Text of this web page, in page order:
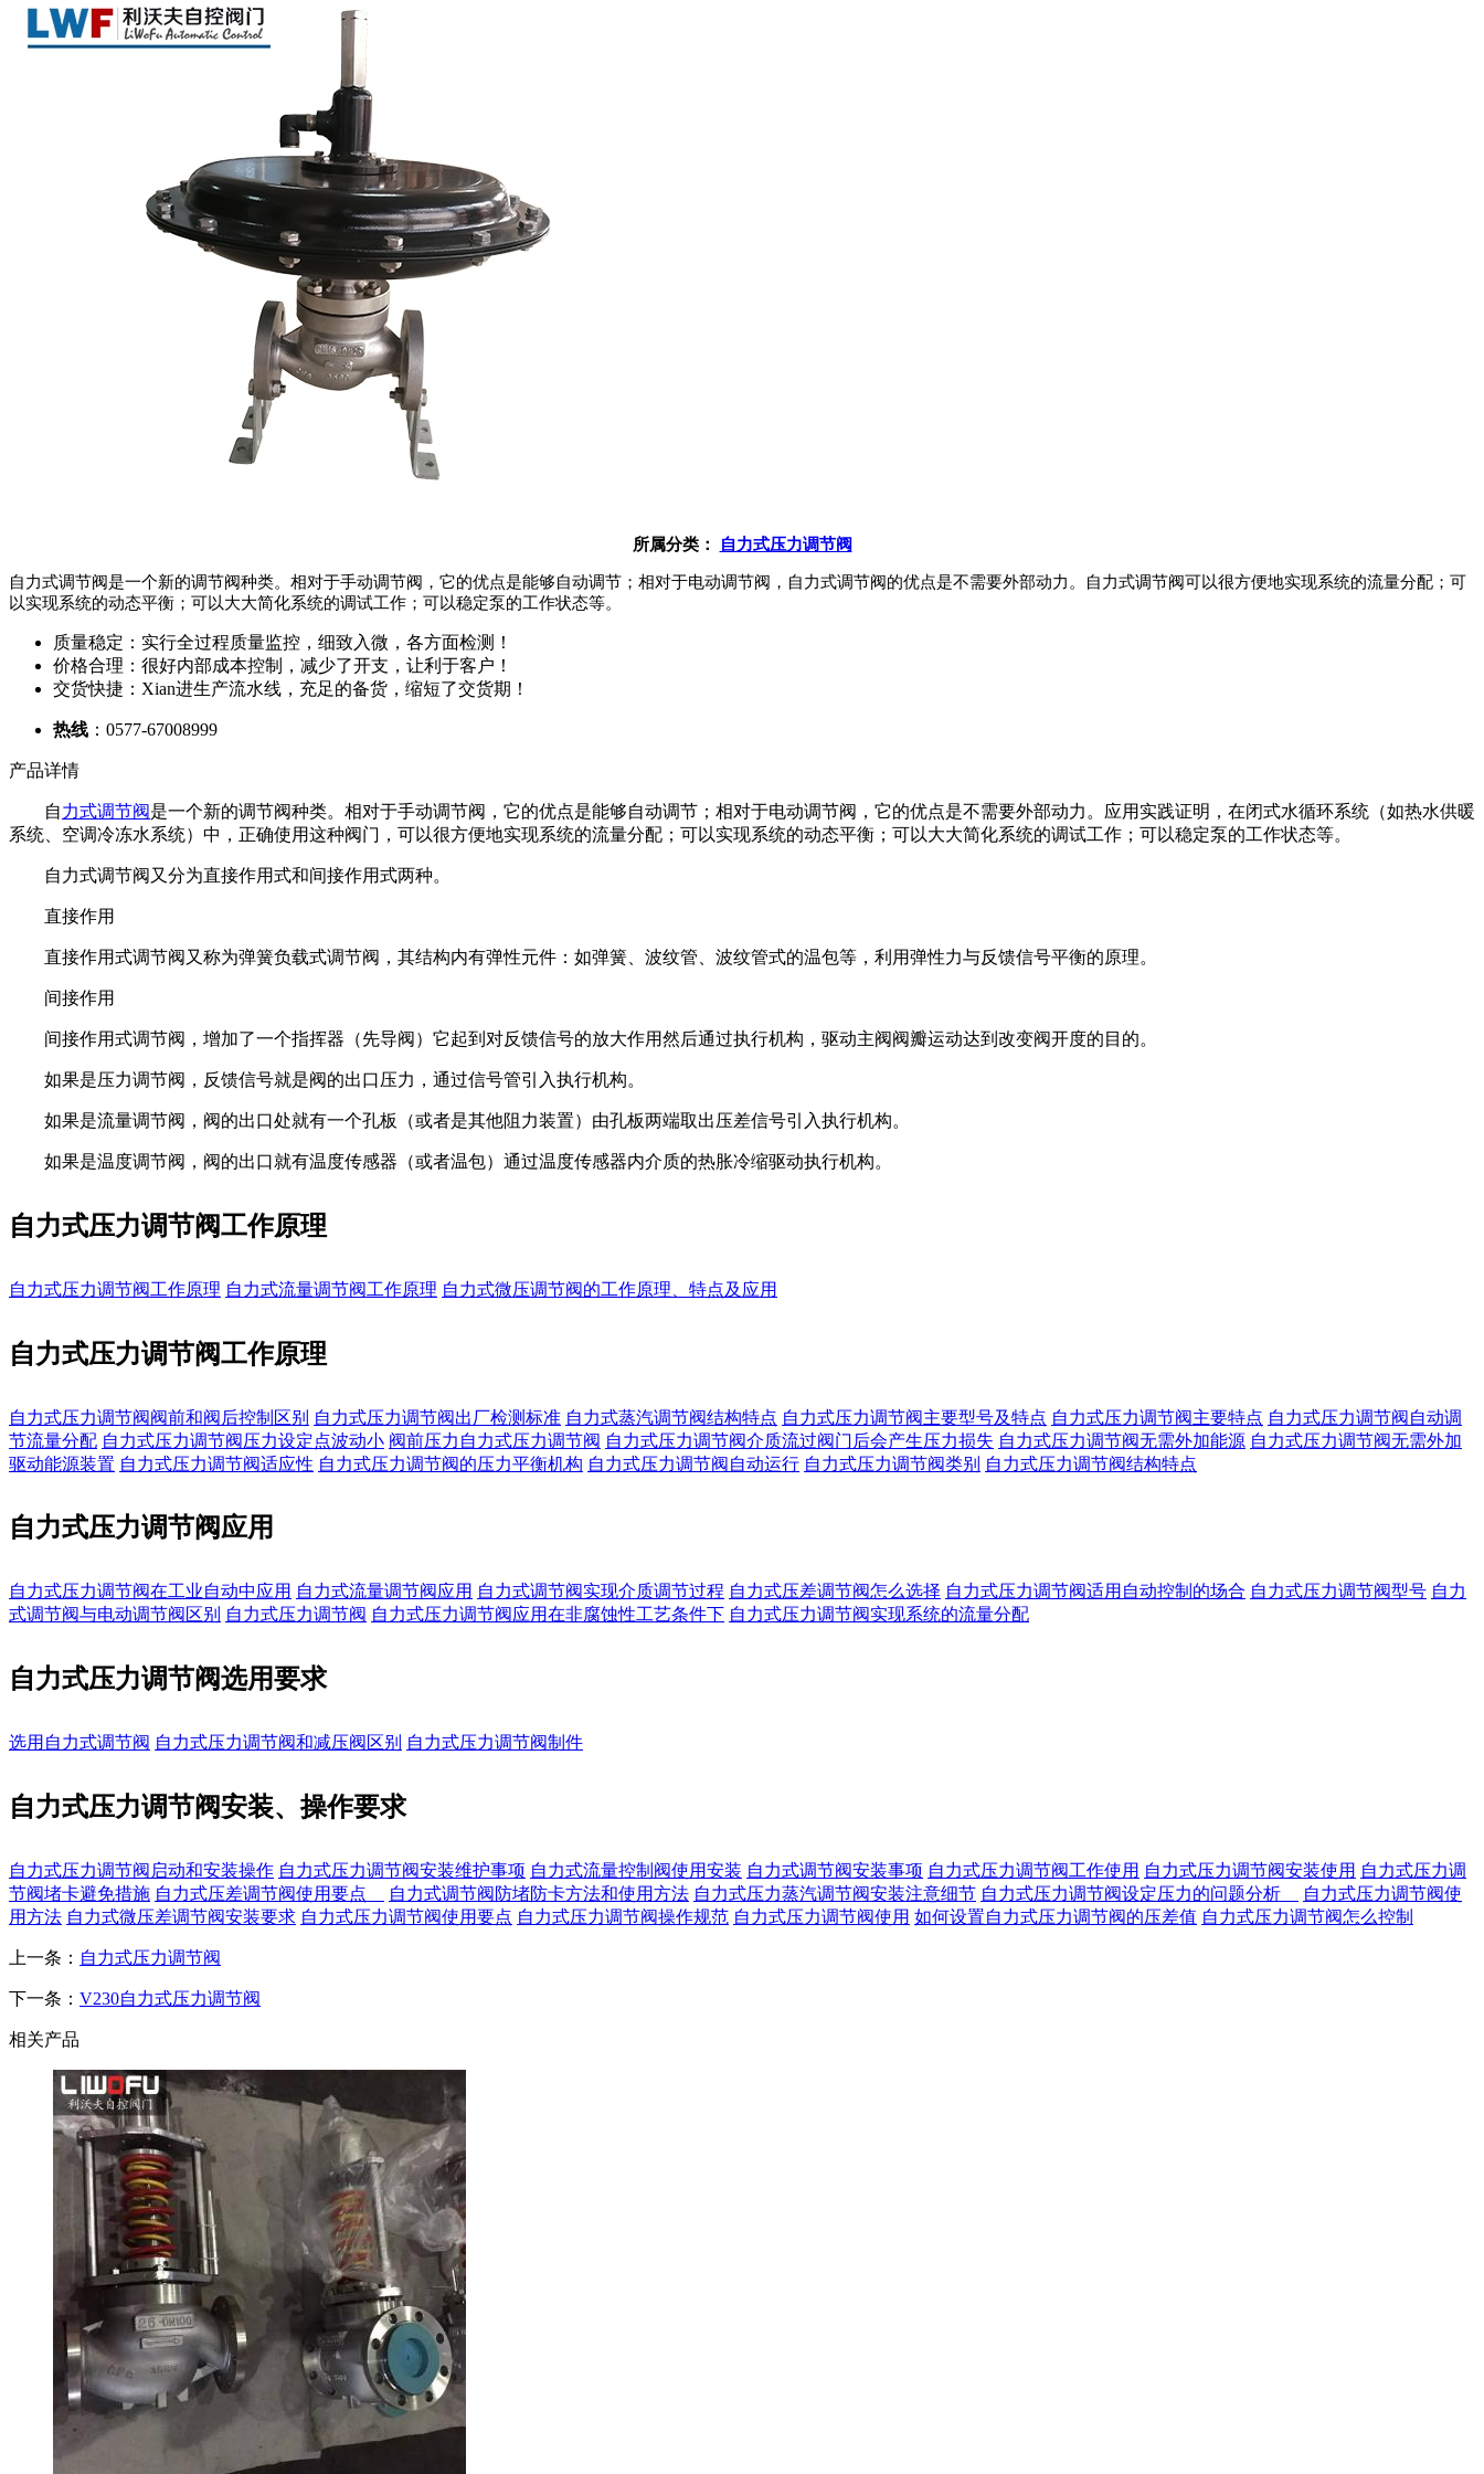
所属分类： 自力式压力调节阀
自力式调节阀是一个新的调节阀种类。相对于手动调节阀，它的优点是能够自动调节；相对于电动调节阀，自力式调节阀的优点是不需要外部动力。自力式调节阀可以很方便地实现系统的流量分配；可
以实现系统的动态平衡；可以大大简化系统的调试工作；可以稳定泵的工作状态等。
质量稳定：实行全过程质量监控，细致入微，各方面检测！
价格合理：很好内部成本控制，减少了开支，让利于客户！
交货快捷：Xian进生产流水线，充足的备货，缩短了交货期！
热线 ：0577-67008999
产品详情
自力式调节阀是一个新的调节阀种类。相对于手动调节阀，它的优点是能够自动调节；相对于电动调节阀，它的优点是不需要外部动力。应用实践证明，在闭式水循环系统（如热水供暖
系统、空调冷冻水系统）中，正确使用这种阀门，可以很方便地实现系统的流量分配；可以实现系统的动态平衡；可以大大简化系统的调试工作；可以稳定泵的工作状态等。
自力式调节阀又分为直接作用式和间接作用式两种。
直接作用
直接作用式调节阀又称为弹簧负载式调节阀，其结构内有弹性元件：如弹簧、波纹管、波纹管式的温包等，利用弹性力与反馈信号平衡的原理。
间接作用
间接作用式调节阀，增加了一个指挥器（先导阀）它起到对反馈信号的放大作用然后通过执行机构，驱动主阀阀瓣运动达到改变阀开度的目的。
如果是压力调节阀，反馈信号就是阀的出口压力，通过信号管引入执行机构。
如果是流量调节阀，阀的出口处就有一个孔板（或者是其他阻力装置）由孔板两端取出压差信号引入执行机构。
如果是温度调节阀，阀的出口就有温度传感器（或者温包）通过温度传感器内介质的热胀冷缩驱动执行机构。
自力式压力调节阀工作原理
自力式压力调节阀工作原理 自力式流量调节阀工作原理 自力式微压调节阀的工作原理、特点及应用
自力式压力调节阀工作原理
自力式压力调节阀阀前和阀后控制区别 自力式压力调节阀出厂检测标准 自力式蒸汽调节阀结构特点 自力式压力调节阀主要型号及特点 自力式压力调节阀主要特点 自力式压力调节阀自动调
节流量分配 自力式压力调节阀压力设定点波动小 阀前压力自力式压力调节阀 自力式压力调节阀介质流过阀门后会产生压力损失 自力式压力调节阀无需外加能源 自力式压力调节阀无需外加
驱动能源装置 自力式压力调节阀适应性 自力式压力调节阀的压力平衡机构 自力式压力调节阀自动运行 自力式压力调节阀类别 自力式压力调节阀结构特点
自力式压力调节阀应用
自力式压力调节阀在工业自动中应用 自力式流量调节阀应用 自力式调节阀实现介质调节过程 自力式压差调节阀怎么选择 自力式压力调节阀适用自动控制的场合 自力式压力调节阀型号 自力
式调节阀与电动调节阀区别 自力式压力调节阀 自力式压力调节阀应用在非腐蚀性工艺条件下 自力式压力调节阀实现系统的流量分配
自力式压力调节阀选用要求
选用自力式调节阀 自力式压力调节阀和减压阀区别 自力式压力调节阀制件
自力式压力调节阀安装、操作要求
自力式压力调节阀启动和安装操作 自力式压力调节阀安装维护事项 自力式流量控制阀使用安装 自力式调节阀安装事项 自力式压力调节阀工作使用 自力式压力调节阀安装使用 自力式压力调
节阀堵卡避免措施 自力式压差调节阀使用要点 自力式调节阀防堵防卡方法和使用方法 自力式压力蒸汽调节阀安装注意细节 自力式压力调节阀设定压力的问题分析
自力式压力调节阀使
用方法 自力式微压差调节阀安装要求 自力式压力调节阀使用要点 自力式压力调节阀操作规范 自力式压力调节阀使用 如何设置自力式压力调节阀的压差值 自力式压力调节阀怎么控制
上一条： 自力式压力调节阀
下一条： V230自力式压力调节阀
相关产品